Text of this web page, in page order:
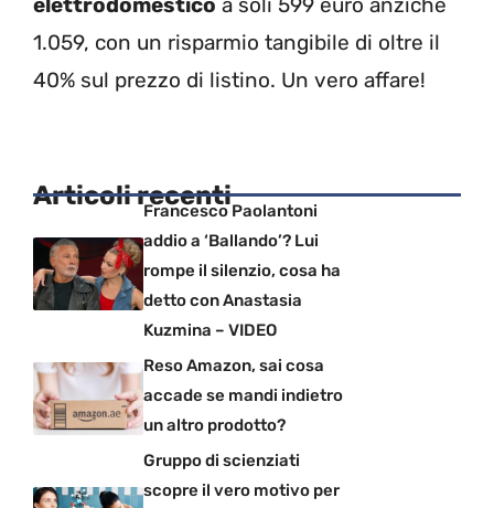
elettrodomestico a soli 599 euro anziché
1.059, con un risparmio tangibile di oltre il
40% sul prezzo di listino. Un vero affare!
Articoli recentiFrancesco Paolantoni
addio a ‘Ballando’? Lui
rompe il silenzio, cosa ha
detto con Anastasia
Kuzmina – VIDEO
Reso Amazon, sai cosa
accade se mandi indietro
un altro prodotto?
Gruppo di scienziati
scopre il vero motivo per